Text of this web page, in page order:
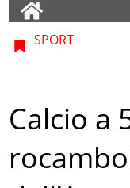
SPORT
Calcio a